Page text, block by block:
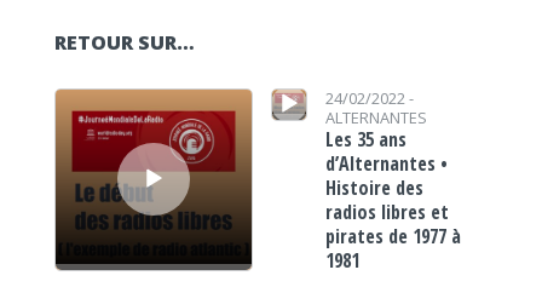
RETOUR SUR…
Lecteur audio
Lecteur audio
24/02/2022 -
ALTERNANTES
Les 35 ans
d’Alternantes •
Histoire des
radios libres et
pirates de 1977 à
1981